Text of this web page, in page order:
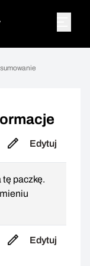
Edytuj
tę paczkę.
Edytuj